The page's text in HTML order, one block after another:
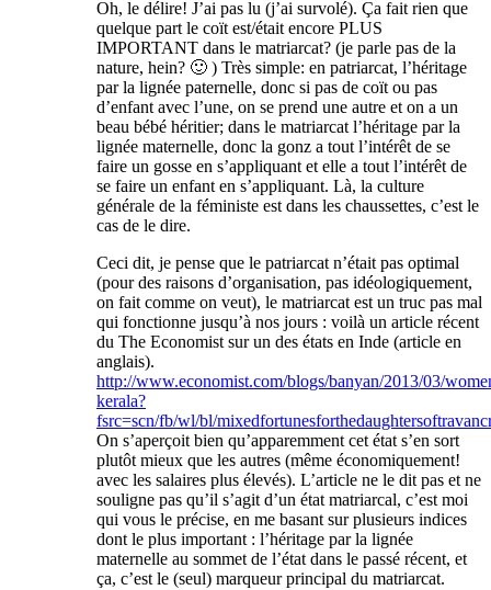
Oh, le délire! J’ai pas lu (j’ai survolé). Ça fait rien que
quelque part le coït est/était encore PLUS
IMPORTANT dans le matriarcat? (je parle pas de la
nature, hein? 🙂 ) Très simple: en patriarcat, l’héritage
par la lignée paternelle, donc si pas de coït ou pas
d’enfant avec l’une, on se prend une autre et on a un
beau bébé héritier; dans le matriarcat l’héritage par la
lignée maternelle, donc la gonz a tout l’intérêt de se
faire un gosse en s’appliquant et elle a tout l’intérêt de
se faire un enfant en s’appliquant. Là, la culture
générale de la féministe est dans les chaussettes, c’est le
cas de le dire.
Ceci dit, je pense que le patriarcat n’était pas optimal
(pour des raisons d’organisation, pas idéologiquement,
on fait comme on veut), le matriarcat est un truc pas mal
qui fonctionne jusqu’à nos jours : voilà un article récent
du The Economist sur un des états en Inde (article en
anglais).
http://www.economist.com/blogs/banyan/2013/03/
kerala?
fsrc=scn/fb/wl/bl/
On s’aperçoit bien qu’apparemment cet état s’en sort
plutôt mieux que les autres (même économiquement!
avec les salaires plus élevés). L’article ne le dit pas et ne
souligne pas qu’il s’agit d’un état matriarcal, c’est moi
qui vous le précise, en me basant sur plusieurs indices
dont le plus important : l’héritage par la lignée
maternelle au sommet de l’état dans le passé récent, et
ça, c’est le (seul) marqueur principal du matriarcat.